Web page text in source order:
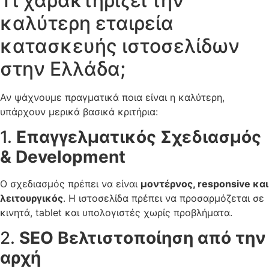
καλύτερη εταιρεία
κατασκευής ιστοσελίδων
στην Ελλάδα;
Αν ψάχνουμε πραγματικά ποια είναι η καλύτερη,
υπάρχουν μερικά βασικά κριτήρια:
1. Επαγγελματικός Σχεδιασμός
& Development
Ο σχεδιασμός πρέπει να είναι μοντέρνος, responsive και
λειτουργικός. Η ιστοσελίδα πρέπει να προσαρμόζεται σε
κινητά, tablet και υπολογιστές χωρίς προβλήματα.
2. SEO Βελτιστοποίηση από την
αρχή